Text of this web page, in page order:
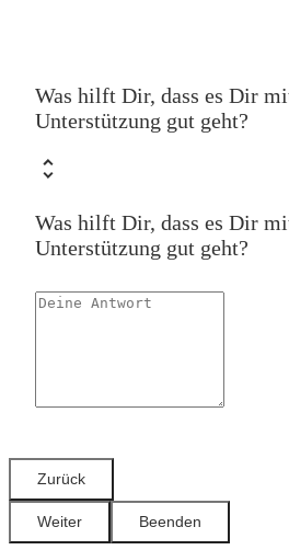
Was hilft Dir, dass es Dir
Unterstützung gut geht?
Was hilft Dir, dass es Dir
Unterstützung gut geht?